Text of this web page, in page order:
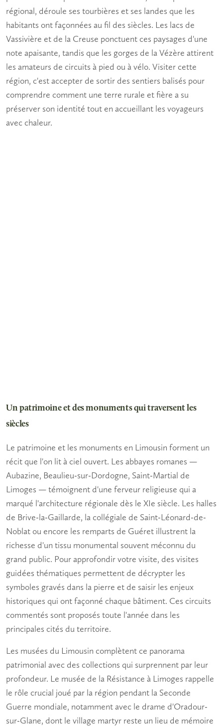
régional, déroule ses tourbières et ses landes que les
habitants ont façonnées au fil des siècles. Les lacs de
Vassivière et de la Creuse ponctuent ces paysages d'une
note apaisante, tandis que les gorges de la Vézère attirent
les amateurs de circuits à pied ou à vélo. Visiter cette
région, c'est accepter de sortir des sentiers balisés pour
comprendre comment une terre rurale et fière a su
préserver son identité tout en accueillant les voyageurs
avec chaleur.
Un patrimoine et des monuments qui traversent les
siècles
Le patrimoine et les monuments en Limousin forment un
récit que l'on lit à ciel ouvert. Les abbayes romanes —
Aubazine, Beaulieu-sur-Dordogne, Saint-Martial de
Limoges — témoignent d'une ferveur religieuse qui a
marqué l'architecture régionale dès le XIe siècle. Les halles
de Brive-la-Gaillarde, la collégiale de Saint-Léonard-de-
Noblat ou encore les remparts de Guéret illustrent la
richesse d'un tissu monumental souvent méconnu du
grand public. Pour approfondir votre visite, des visites
guidées thématiques permettent de décrypter les
symboles gravés dans la pierre et de saisir les enjeux
historiques qui ont façonné chaque bâtiment. Ces circuits
commentés sont proposés toute l'année dans les
principales cités du territoire.
Les musées du Limousin complètent ce panorama
patrimonial avec des collections qui surprennent par leur
profondeur. Le musée de la Résistance à Limoges rappelle
le rôle crucial joué par la région pendant la Seconde
Guerre mondiale, notamment avec le drame d'Oradour-
sur-Glane, dont le village martyr reste un lieu de mémoire